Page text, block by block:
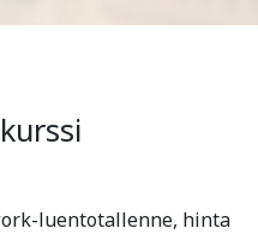
luentotallenne, hinta